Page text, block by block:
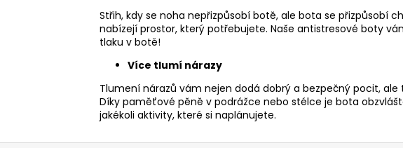
Střih, kdy se noha nepřizpůsobí botě, ale bota se přizpůsobí
nabízejí prostor, který potřebujete. Naše antistresové boty
tlaku v botě!
Více tlumí nárazy
Tlumení nárazů vám nejen dodá dobrý a bezpečný pocit,
Díky paměťové pěně v podrážce nebo stélce je bota
jakékoli aktivity, které si naplánujete.